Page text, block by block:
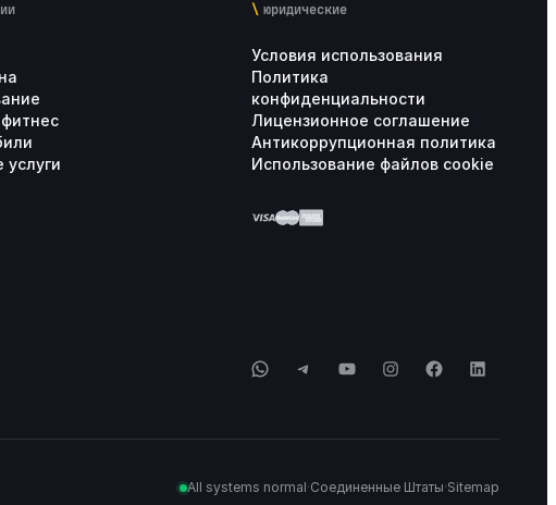
услуги
юридические
Условия использования
Политика
конфиденциальности
Лицензионное соглашение
Антикоррупционная политика
Использование файлов cookie
WhatsApp
TelegramYouTubeInstagram
FacebookLinkedIn
All systems normal·Соединенные Штаты·Sitemap